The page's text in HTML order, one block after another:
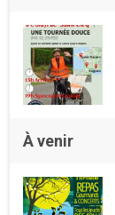
À venir